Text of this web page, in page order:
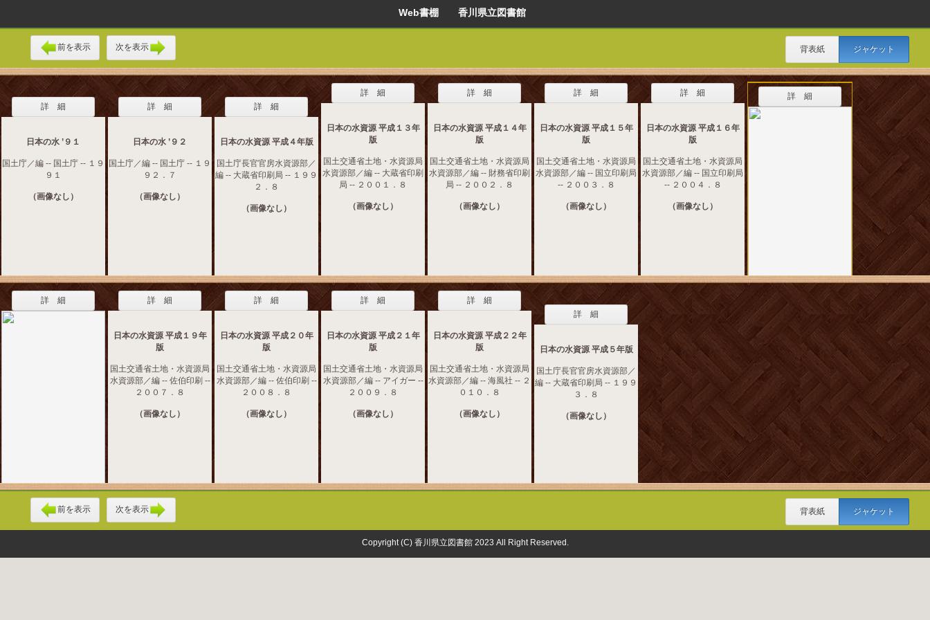
Web書棚 香川県立図書館
前を表示 次を表示 背表紙 ジャケット
詳 細
日本の水 ’９１
国土庁／編 -- 国土庁 -- １９
９１
（画像なし）
詳 細
日本の水 ’９２
国土庁／編 -- 国土庁 -- １９
９２．７
（画像なし）
詳 細
日本の水資源 平成４年版
国土庁長官官房水資源部／
編 -- 大蔵省印刷局 -- １９９
２．８
（画像なし）
詳 細
日本の水資源 平成１３年
版
国土交通省土地・水資源局
水資源部／編 -- 大蔵省印刷
局 -- ２００１．８
（画像なし）
詳 細
日本の水資源 平成１４年
版
国土交通省土地・水資源局
水資源部／編 -- 財務省印刷
局 -- ２００２．８
（画像なし）
詳 細
日本の水資源 平成１５年
版
国土交通省土地・水資源局
水資源部／編 -- 国立印刷局
-- ２００３．８
（画像なし）
詳 細
日本の水資源 平成１６年
版
国土交通省土地・水資源局
水資源部／編 -- 国立印刷局
-- ２００４．８
（画像なし）
詳 細
詳 細 詳 細
日本の水資源 平成１９年
版
国土交通省土地・水資源局
水資源部／編 -- 佐伯印刷 --
２００７．８
（画像なし）
詳 細
日本の水資源 平成２０年
版
国土交通省土地・水資源局
水資源部／編 -- 佐伯印刷 --
２００８．８
（画像なし）
詳 細
日本の水資源 平成２１年
版
国土交通省土地・水資源局
水資源部／編 -- アイガー --
２００９．８
（画像なし）
詳 細
日本の水資源 平成２２年
版
国土交通省土地・水資源局
水資源部／編 -- 海風社 -- ２
０１０．８
（画像なし）
詳 細
日本の水資源 平成５年版
国土庁長官官房水資源部／
編 -- 大蔵省印刷局 -- １９９
３．８
（画像なし）
前を表示 次を表示 背表紙 ジャケット
Copyright (C) 香川県立図書館 2023 All Right Reserved.